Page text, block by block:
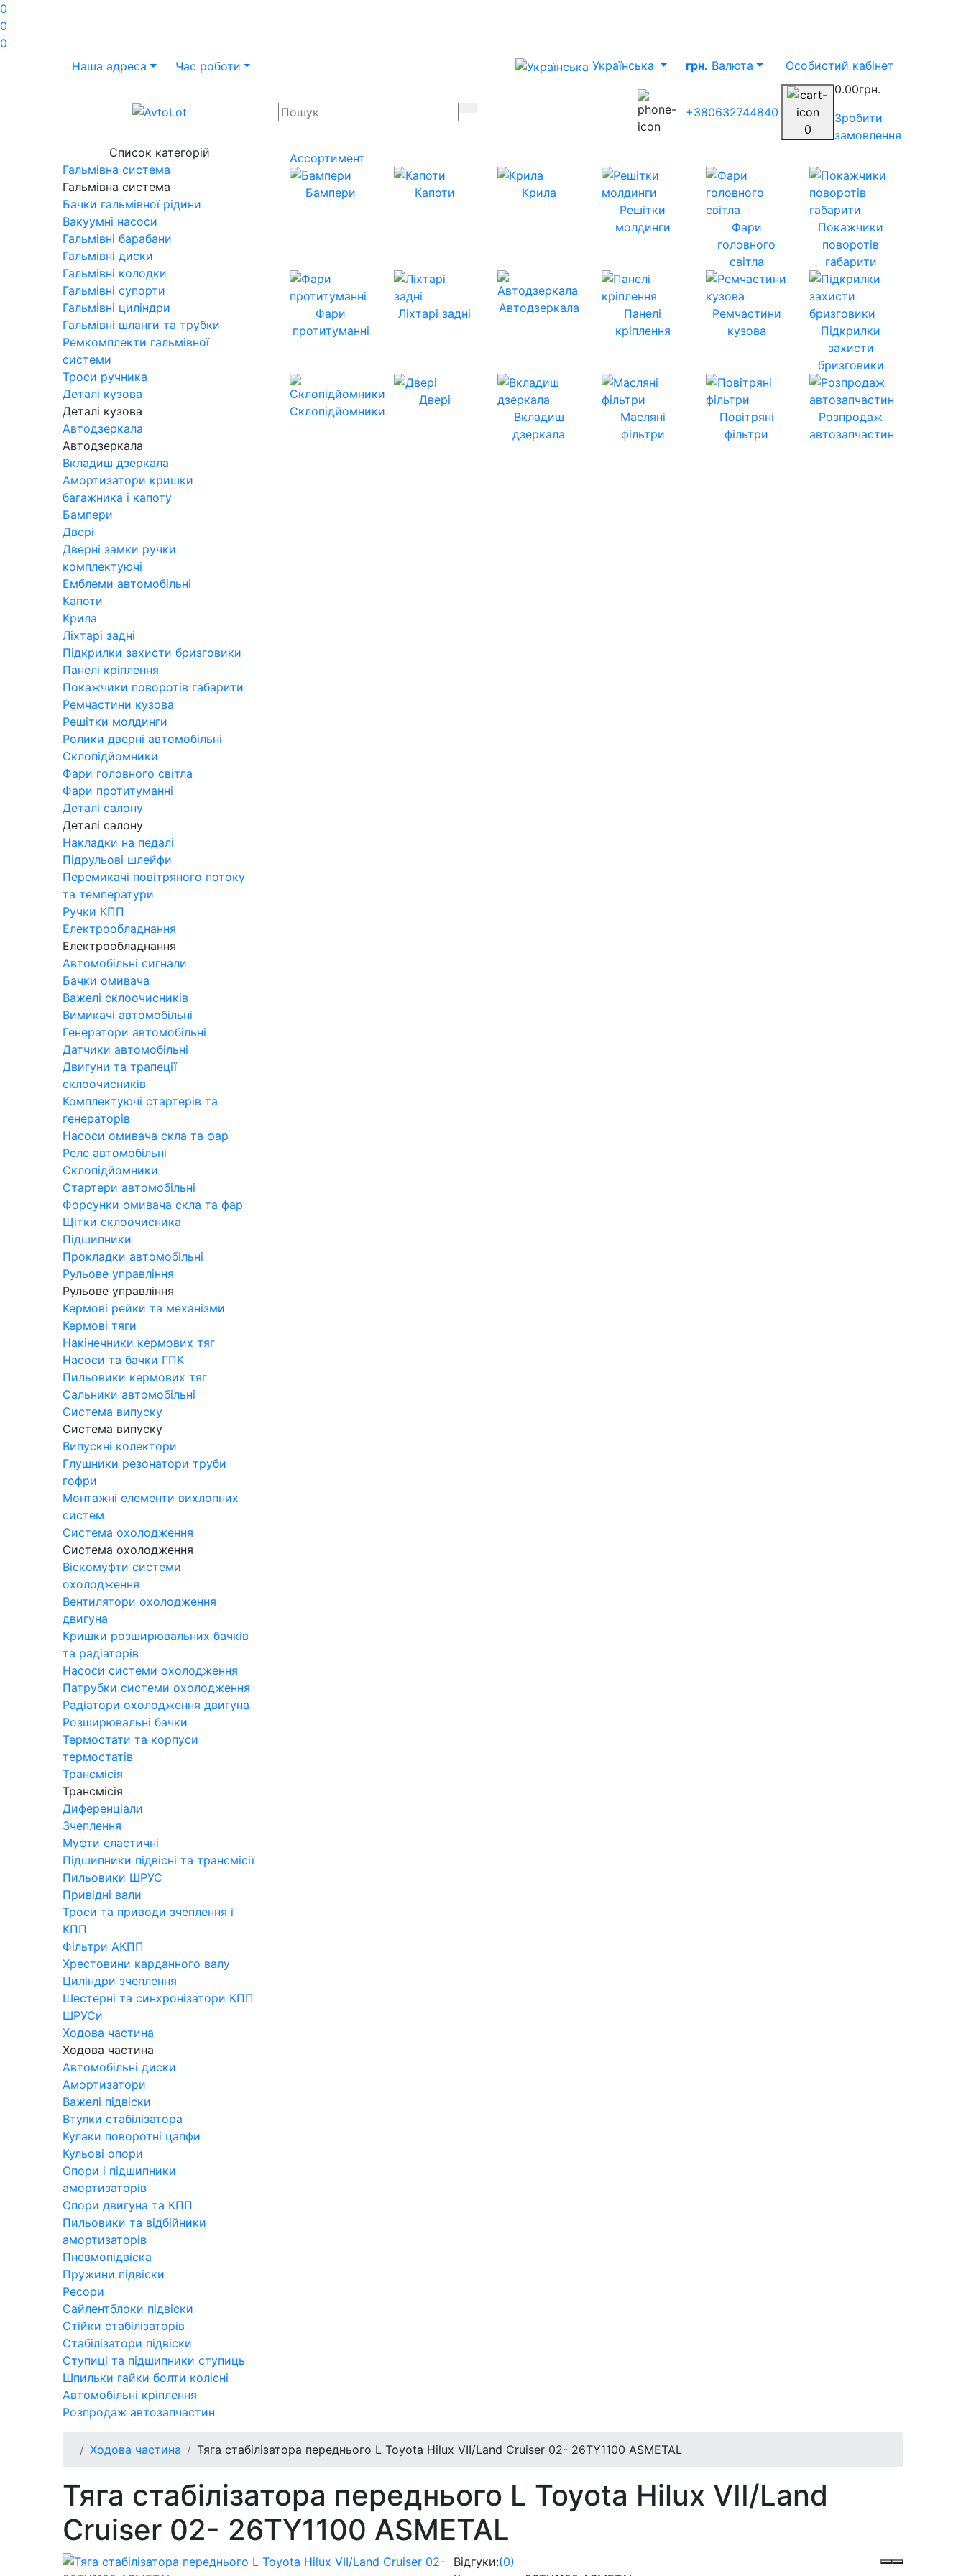
0
0
0
Наша адреса
Час роботи Українська грн. Валюта Особистий кабінет
+380632744840
0
0.00грн.
Зробити
замовлення
Список категорій
Гальмівна система
Гальмівна система
Бачки гальмівної рідини
Вакуумні насоси
Гальмівні барабани
Гальмівні диски
Гальмівні колодки
Гальмівні супорти
Гальмівні циліндри
Гальмівні шланги та трубки
Ремкомплекти гальмівної
системи
Троси ручника
Деталі кузова
Деталі кузова
Автодзеркала
Автодзеркала
Вкладиш дзеркала
Амортизатори кришки
багажника і капоту
Бампери
Двері
Дверні замки ручки
комплектуючі
Емблеми автомобільні
Капоти
Крила
Ліхтарі задні
Підкрилки захисти бризговики
Панелі кріплення
Покажчики поворотів габарити
Ремчастини кузова
Решітки молдинги
Ролики дверні автомобільні
Склопідйомники
Фари головного світла
Фари протитуманні
Деталі салону
Деталі салону
Накладки на педалі
Підрульові шлейфи
Перемикачі повітряного потоку
та температури
Ручки КПП
Електрообладнання
Електрообладнання
Автомобільні сигнали
Бачки омивача
Важелі склоочисників
Вимикачі автомобільні
Генератори автомобільні
Датчики автомобільні
Двигуни та трапеції
склоочисників
Комплектуючі стартерів та
генераторів
Насоси омивача скла та фар
Реле автомобільні
Склопідйомники
Стартери автомобільні
Форсунки омивача скла та фар
Щітки склоочисника
Підшипники
Прокладки автомобільні
Рульове управління
Рульове управління
Кермові рейки та механізми
Кермові тяги
Накінечники кермових тяг
Насоси та бачки ГПК
Пильовики кермових тяг
Сальники автомобільні
Система випуску
Система випуску
Випускні колектори
Глушники резонатори труби
гофри
Монтажні елементи вихлопних
систем
Система охолодження
Система охолодження
Віскомуфти системи
охолодження
Вентилятори охолодження
двигуна
Кришки розширювальних бачків
та радіаторів
Насоси системи охолодження
Патрубки системи охолодження
Радіатори охолодження двигуна
Розширювальні бачки
Термостати та корпуси
термостатів
Трансмісія
Трансмісія
Диференціали
Зчеплення
Муфти еластичні
Підшипники підвісні та трансмісії
Пильовики ШРУС
Привідні вали
Троси та приводи зчеплення і
КПП
Фільтри АКПП
Хрестовини карданного валу
Циліндри зчеплення
Шестерні та синхронізатори КПП
ШРУСи
Ходова частина
Ходова частина
Автомобільні диски
Амортизатори
Важелі підвіски
Втулки стабілізатора
Кулаки поворотні цапфи
Кульові опори
Опори і підшипники
амортизаторів
Опори двигуна та КПП
Пильовики та відбійники
амортизаторів
Пневмопідвіска
Пружини підвіски
Ресори
Сайлентблоки підвіски
Стійки стабілізаторів
Стабілізатори підвіски
Ступиці та підшипники ступиць
Шпильки гайки болти колісні
Автомобільні кріплення
Розпродаж автозапчастин
Ассортимент
Бампери Капоти
Крила
Решітки
молдинги
Фари
головного
світла
Покажчики
поворотів
габарити
Фари
протитуманні
Ліхтарі задні Автодзеркала
Панелі
кріплення
Ремчастини
кузова
Підкрилки
захисти
бризговики
Склопідйомники
Двері
Вкладиш
дзеркала
Масляні
фільтри
Повітряні
фільтри
Розпродаж
автозапчастин
Ходова частина Тяга стабілізатора переднього L Toyota Hilux VII/Land Cruiser 02- 26TY1100 ASMETAL
Тяга стабілізатора переднього L Toyota Hilux VII/Land
Cruiser 02- 26TY1100 ASMETAL
Відгуки:(0)